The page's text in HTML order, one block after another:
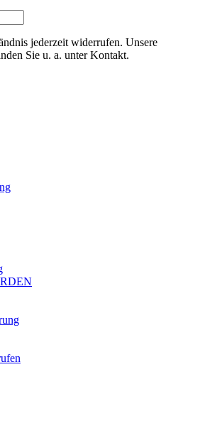
jederzeit widerrufen. Unsere
Sie u. a. unter Kontakt.